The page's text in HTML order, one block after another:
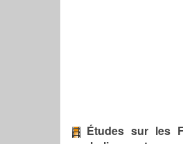
Études sur les